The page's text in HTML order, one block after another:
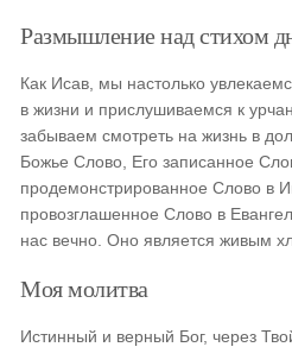
Размышление над стихом
Как Исав, мы настолько
в жизни и прислушиваемся к
забываем смотреть на жизнь в
Божье Слово, Его записанное
продемонстрированное Слово в
провозглашенное Слово в
нас вечно. Оно является живым
Моя молитва
Истинный и верный Бог, через